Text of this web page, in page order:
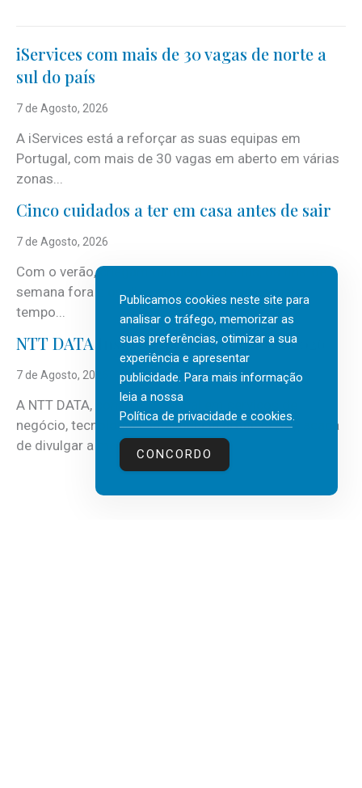
iServices com mais de 30 vagas de norte a
sul do país
7 de Agosto, 2026
A iServices está a reforçar as suas equipas em
Portugal, com mais de 30 vagas em aberto em várias
zonas...
Cinco cuidados a ter em casa antes de sair
7 de Agosto, 2026
Com o verão, chegam também as férias, os fins-de-
semana fora e os dias em que a casa fica mais
tempo...
NTT DATA Insurtech Global Outlook 2026
7 de Agosto, 2026
A NTT DATA, consultora global em serviços de
negócio, tecnologia e inteligência artificial (IA), acaba
de divulgar a mais recente...
Publicamos cookies neste site para
analisar o tráfego, memorizar as
suas preferências, otimizar a sua
experiência e apresentar
publicidade. Para mais informação
leia a nossa
Política de privacidade e cookies.
CONCORDO